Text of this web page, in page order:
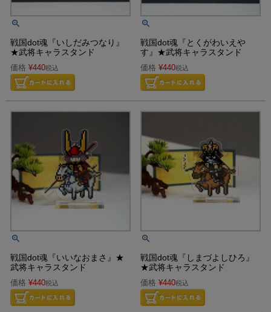
戦国dot魂『いしだみつなり』
★武将キャラスタンド
価格 ¥440税込
戦国dot魂『とくがわいえや
す』★武将キャラスタンド
価格 ¥440税込
戦国dot魂『いいなおまさ』★
武将キャラスタンド
価格 ¥440税込
戦国dot魂『しまづよしひろ』
★武将キャラスタンド
価格 ¥440税込